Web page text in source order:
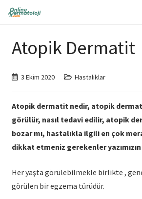
Atopik Dermatit
3 Ekim 2020 Hastalıklar
Atopik dermatit nedir, atopik
görülür, nasıl tedavi edilir, atopik
bozar mı, hastalıkla ilgili en çok
dikkat etmeniz gerekenler
Her yaşta görülebilmekle birlikte ,
görülen bir egzema türüdür.